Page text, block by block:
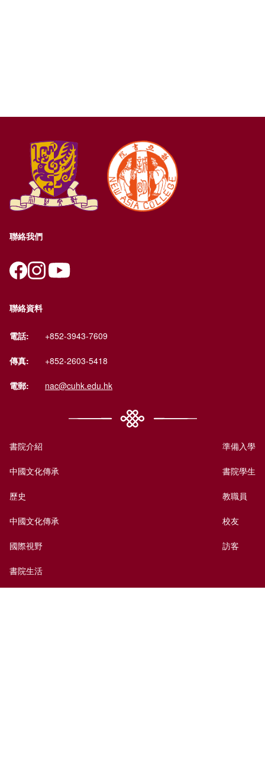
聯絡我們
聯絡資料
電話: +852-3943-7609
傳真: +852-2603-5418
電郵: nac@cuhk.edu.hk
書院介紹
中國文化傳承
歷史
中國文化傳承
國際視野
書院生活
準備入學
書院學生
教職員
校友
訪客